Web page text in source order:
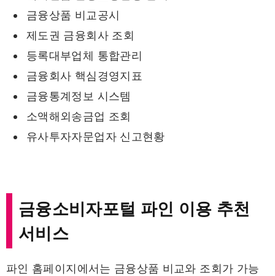
금융상품 비교공시
제도권 금융회사 조회
등록대부업체 통합관리
금융회사 핵심경영지표
금융통계정보 시스템
소액해외송금업 조회
유사투자자문업자 신고현황
금융소비자포털 파인 이용 추천
서비스
파인 홈페이지에서는 금융상품 비교와 조회가 가능